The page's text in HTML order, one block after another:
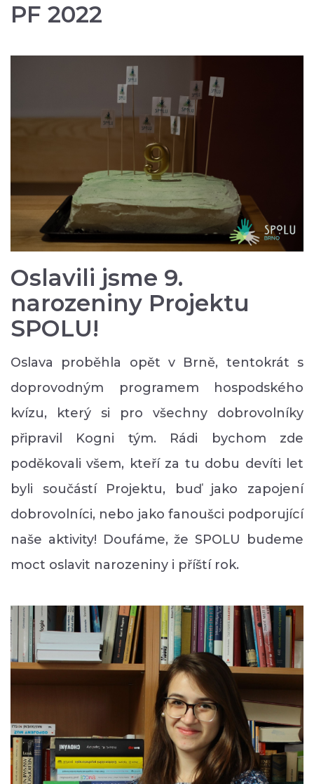
PF 2022
Oslavili jsme 9.
narozeniny Projektu
SPOLU!
Oslava proběhla opět v Brně, tentokrát s
doprovodným programem hospodského
kvízu, který si pro všechny dobrovolníky
připravil Kogni tým. Rádi bychom zde
poděkovali všem, kteří za tu dobu devíti let
byli součástí Projektu, buď jako zapojení
dobrovolníci, nebo jako fanoušci podporující
naše aktivity! Doufáme, že SPOLU budeme
moct oslavit narozeniny i příští rok.